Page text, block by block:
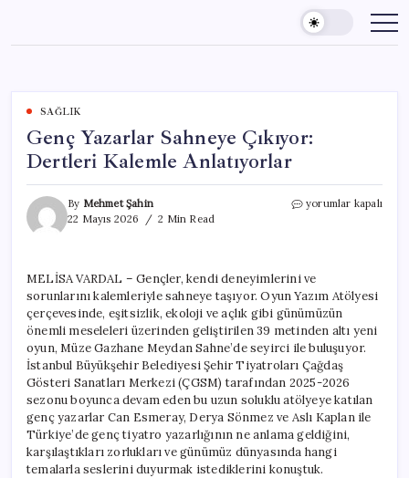
content
SAĞLIK
Genç Yazarlar Sahneye Çıkıyor:
Dertleri Kalemle Anlatıyorlar
By Mehmet Şahin
22 Mayıs 2026
2 Min Read
Genç
Kalemle
Anlatıyorlar
için
yorumlar kapalı
MELİSA VARDAL – Gençler, kendi deneyimlerini ve
sorunlarını kalemleriyle sahneye taşıyor. Oyun Yazım Atölyesi
çerçevesinde, eşitsizlik, ekoloji ve açlık gibi günümüzün
önemli meseleleri üzerinden geliştirilen 39 metinden altı yeni
oyun, Müze Gazhane Meydan Sahne’de seyirci ile buluşuyor.
İstanbul Büyükşehir Belediyesi Şehir Tiyatroları Çağdaş
Gösteri Sanatları Merkezi (ÇGSM) tarafından 2025-2026
sezonu boyunca devam eden bu uzun soluklu atölyeye katılan
genç yazarlar Can Esmeray, Derya Sönmez ve Aslı Kaplan ile
Türkiye’de genç tiyatro yazarlığının ne anlama geldiğini,
karşılaştıkları zorlukları ve günümüz dünyasında hangi
temalarla seslerini duyurmak istediklerini konuştuk.